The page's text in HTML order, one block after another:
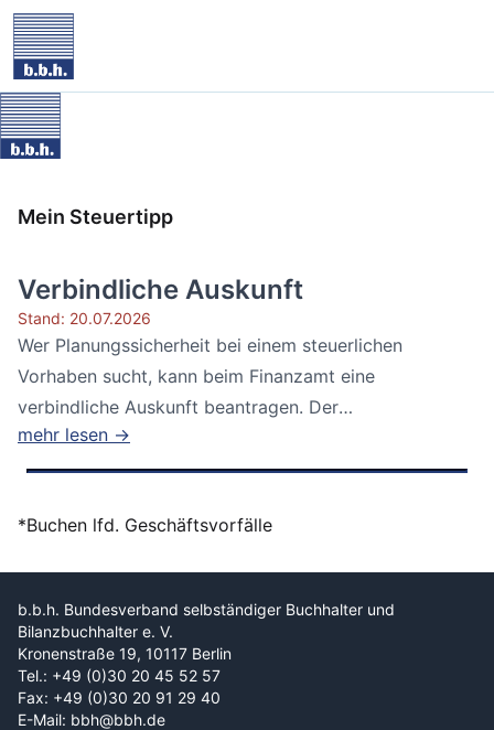
Mein Steuertipp
Verbindliche Auskunft
Stand: 20.07.2026
Wer Planungssicherheit bei einem steuerlichen
Vorhaben sucht, kann beim Finanzamt eine
verbindliche Auskunft beantragen. Der
Bundesfinanzhof...
mehr lesen →
*Buchen lfd. Geschäftsvorfälle
b.b.h. Bundesverband selbständiger Buchhalter und
Bilanzbuchhalter e. V.
Kronenstraße 19, 10117 Berlin
Tel.: +49 (0)30 20 45 52 57
Fax: +49 (0)30 20 91 29 40
E-Mail: bbh@bbh.de